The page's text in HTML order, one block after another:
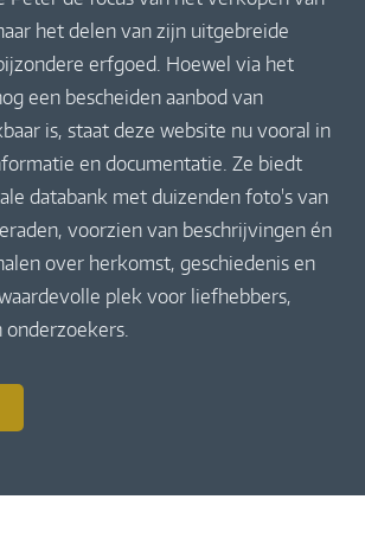
het delen van zijn uitgebreide
erfgoed. Hoewel via het
een bescheiden aanbod van
is, staat deze website nu vooral in
en documentatie. Ze biedt
databank met duizenden foto's van
voorzien van beschrijvingen én
over herkomst, geschiedenis en
plek voor liefhebbers,
onderzoekers.